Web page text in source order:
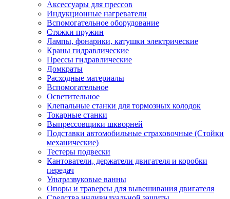
Аксессуары для прессов
Индукционные нагреватели
Вспомогательное оборудование
Стяжки пружин
Лампы, фонарики, катушки электрические
Краны гидравлические
Прессы гидравлические
Домкраты
Расходные материалы
Вспомогательное
Осветительное
Клепальные станки для тормозных колодок
Токарные станки
Выпрессовщики шкворней
Подставки автомобильные страховочные (Стойки
механические)
Тестеры подвески
Кантователи, держатели двигателя и коробки
передач
Ультразвуковые ванны
Опоры и траверсы для вывешивания двигателя